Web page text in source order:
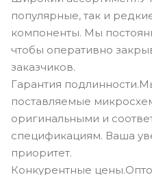
популярные, так и
компоненты. Мы
чтобы оперативно
заказчиков.
Гарантия
поставляемые
оригинальными и
спецификациям. Ваша
приоритет.
Конкурентные